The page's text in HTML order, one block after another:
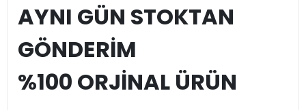
AYNI GÜN STOKTAN
GÖNDERİM
%100 ORJİNAL ÜRÜN